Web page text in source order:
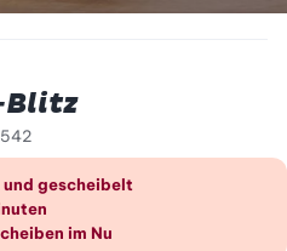
gescheibelt
im Nu